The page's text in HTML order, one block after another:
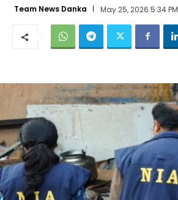
Team News Danka May 25, 2026 5:34 PM